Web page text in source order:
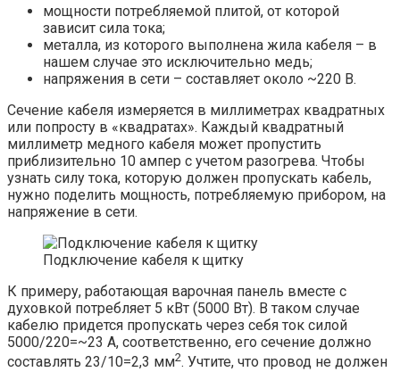
мощности потребляемой плитой, от которой
зависит сила тока;
металла, из которого выполнена жила кабеля – в
нашем случае это исключительно медь;
напряжения в сети – составляет около ~220 В.
Сечение кабеля измеряется в миллиметрах квадратных
или попросту в «квадратах». Каждый квадратный
миллиметр медного кабеля может пропустить
приблизительно 10 ампер с учетом разогрева. Чтобы
узнать силу тока, которую должен пропускать кабель,
нужно поделить мощность, потребляемую прибором, на
напряжение в сети.
Подключение кабеля к щитку
К примеру, работающая варочная панель вместе с
духовкой потребляет 5 кВт (5000 Вт). В таком случае
кабелю придется пропускать через себя ток силой
5000/220=~23 А, соответственно, его сечение должно
составлять 23/10=2,3 мм2. Учтите, что провод не должен